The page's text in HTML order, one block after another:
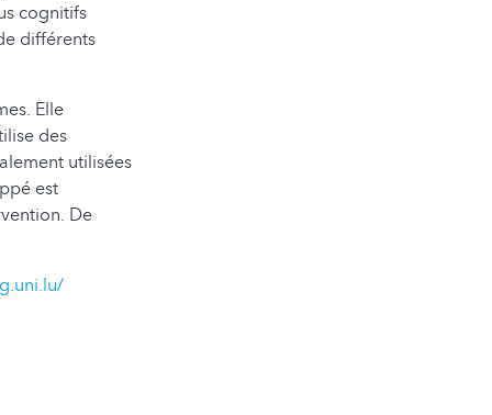
cognitifs
différents
Elle
des
utilisées
est
De